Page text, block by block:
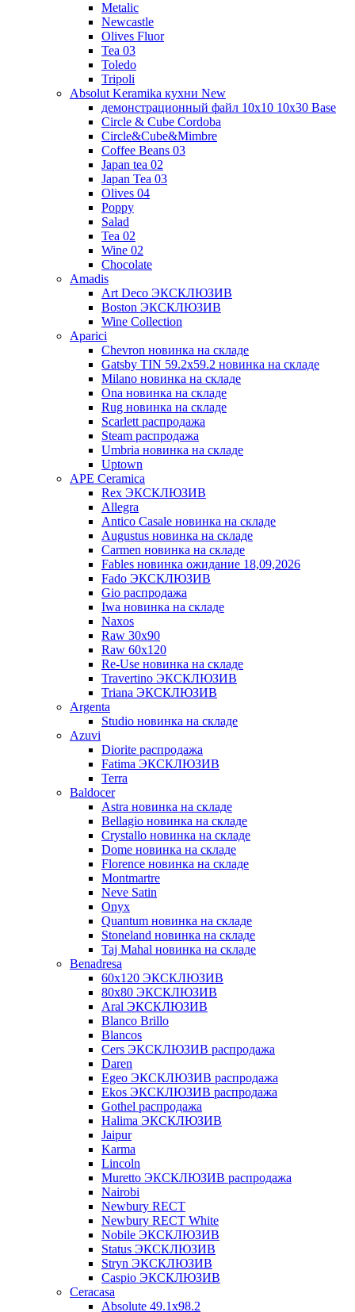
Metalic
Newcastle
Olives Fluor
Tea 03
Toledo
Tripoli
Absolut Keramika кухни New
демонстрационный файл 10x10 10x30 Base
Circle & Cube Cordoba
Circle&Cube&Mimbre
Coffee Beans 03
Japan tea 02
Japan Tea 03
Olives 04
Poppy
Salad
Tea 02
Wine 02
Chocolate
Amadis
Art Deco ЭКСКЛЮЗИВ
Boston ЭКСКЛЮЗИВ
Wine Collection
Aparici
Chevron новинка на складе
Gatsby TIN 59.2x59.2 новинка на складе
Milano новинка на складе
Ona новинка на складе
Rug новинка на складе
Scarlett распродажа
Steam распродажа
Umbria новинка на складе
Uptown
APE Ceramica
Rex ЭКСКЛЮЗИВ
Allegra
Antico Casale новинка на складе
Augustus новинка на складе
Carmen новинка на складе
Fables новинка ожидание 18,09,2026
Fado ЭКСКЛЮЗИВ
Gio распродажа
Iwa новинка на складе
Naxos
Raw 30x90
Raw 60х120
Re-Use новинка на складе
Travertino ЭКСКЛЮЗИВ
Triana ЭКСКЛЮЗИВ
Argenta
Studio новинка на складе
Azuvi
Diorite распродажа
Fatima ЭКСКЛЮЗИВ
Terra
Baldoсer
Astra новинка на складе
Bellagio новинка на складе
Crystallo новинка на складе
Dome новинка на складе
Florence новинка на складе
Montmartre
Neve Satin
Onyx
Quantum новинка на складе
Stoneland новинка на складе
Taj Mahal новинка на складе
Benadresa
60х120 ЭКСКЛЮЗИВ
80х80 ЭКСКЛЮЗИВ
Aral ЭКСКЛЮЗИВ
Blanco Brillo
Blancos
Cers ЭКСКЛЮЗИВ распродажа
Daren
Egeo ЭКСКЛЮЗИВ распродажа
Ekos ЭКСКЛЮЗИВ распродажа
Gothel распродажа
Halima ЭКСКЛЮЗИВ
Jaipur
Karma
Lincoln
Muretto ЭКСКЛЮЗИВ распродажа
Nairobi
Newbury RECT
Newbury RECT White
Nobile ЭКСКЛЮЗИВ
Status ЭКСКЛЮЗИВ
Stryn ЭКСКЛЮЗИВ
Сaspio ЭКСКЛЮЗИВ
Ceracasa
Absolute 49.1x98.2